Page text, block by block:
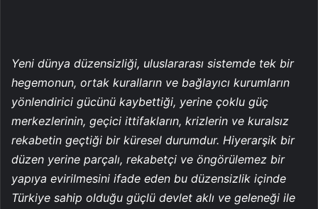
Yeni dünya düzensizliği, uluslararası sistemde tek bir
hegemonun, ortak kuralların ve bağlayıcı kurumların
yönlendirici gücünü kaybettiği, yerine çoklu güç
merkezlerinin, geçici ittifakların, krizlerin ve kuralsız
rekabetin geçtiği bir küresel durumdur. Hiyerarşik bir
düzen yerine parçalı, rekabetçi ve öngörülemez bir
yapıya evirilmesini ifade eden bu düzensizlik içinde
Türkiye sahip olduğu güçlü devlet aklı ve geleneği ile